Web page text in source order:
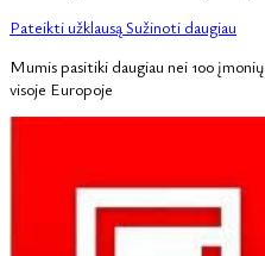
Pateikti užklausąSužinoti daugiau
Mumis pasitiki daugiau nei 100 įmonių
visoje Europoje